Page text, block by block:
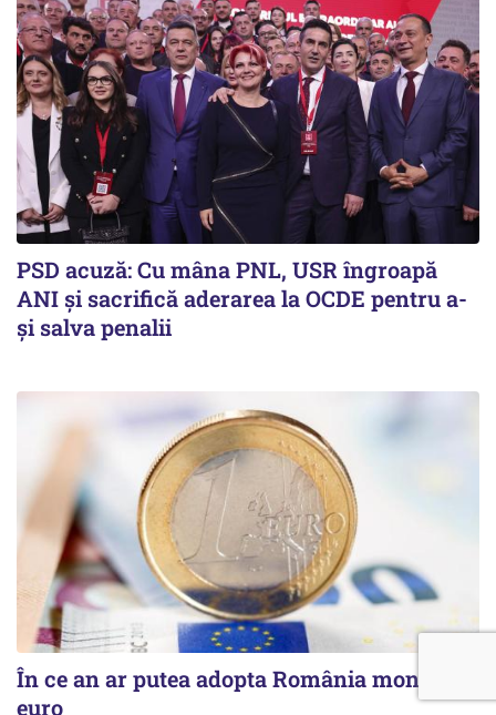
PSD acuză: Cu mâna PNL, USR îngroapă
ANI și sacrifică aderarea la OCDE pentru a-
și salva penalii
În ce an ar putea adopta România moneda
euro